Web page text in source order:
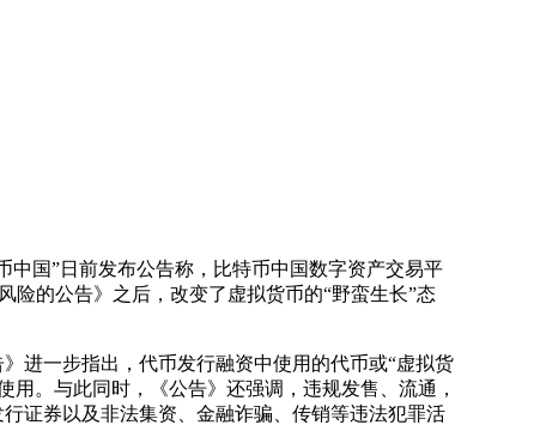
国”日前发布公告称，比特币中国数字资产交易平
险的公告》之后，改变了虚拟货币的“野蛮生长”态
进一步指出，代币发行融资中使用的代币或“虚拟货
。与此同时，《公告》还强调，违规发售、流通，
证券以及非法集资、金融诈骗、传销等违法犯罪活